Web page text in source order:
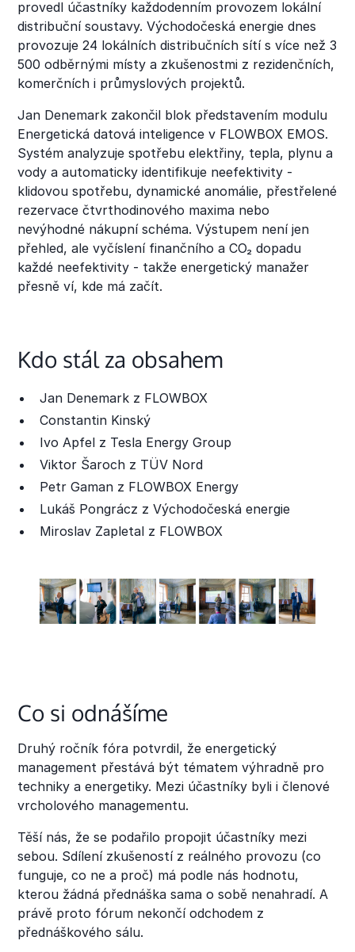
provedl účastníky každodenním provozem lokální
distribuční soustavy. Východočeská energie dnes
provozuje 24 lokálních distribučních sítí s více než 3
500 odběrnými místy a zkušenostmi z rezidenčních,
komerčních i průmyslových projektů.
Jan Denemark zakončil blok představením modulu
Energetická datová inteligence v FLOWBOX EMOS.
Systém analyzuje spotřebu elektřiny, tepla, plynu a
vody a automaticky identifikuje neefektivity -
klidovou spotřebu, dynamické anomálie, přestřelené
rezervace čtvrthodinového maxima nebo
nevýhodné nákupní schéma. Výstupem není jen
přehled, ale vyčíslení finančního a CO₂ dopadu
každé neefektivity - takže energetický manažer
přesně ví, kde má začít.
Kdo stál za obsahem
Jan Denemark z FLOWBOX
Constantin Kinský
Ivo Apfel z Tesla Energy Group
Viktor Šaroch z TÜV Nord
Petr Gaman z FLOWBOX Energy
Lukáš Pongrácz z Východočeská energie
Miroslav Zapletal z FLOWBOX
Co si odnášíme
Druhý ročník fóra potvrdil, že energetický
management přestává být tématem výhradně pro
techniky a energetiky. Mezi účastníky byli i členové
vrcholového managementu.
Těší nás, že se podařilo propojit účastníky mezi
sebou. Sdílení zkušeností z reálného provozu (co
funguje, co ne a proč) má podle nás hodnotu,
kterou žádná přednáška sama o sobě nenahradí. A
právě proto fórum nekončí odchodem z
přednáškového sálu.